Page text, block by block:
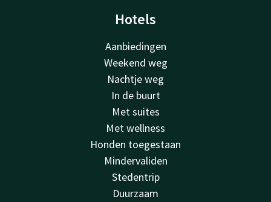
Hotels
Aanbiedingen
Weekend weg
Nachtje weg
In de buurt
Met suites
Met wellness
Honden toegestaan
Mindervaliden
Stedentrip
Duurzaam